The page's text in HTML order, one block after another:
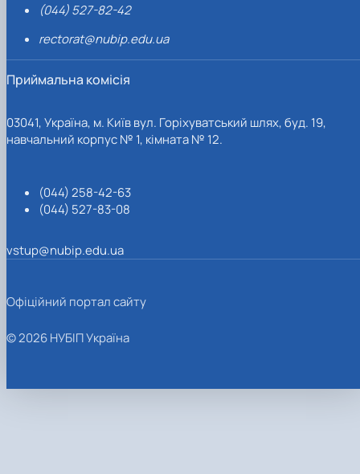
(044) 527-82-42
rectorat@nubip.edu.ua
Приймальна комісія
03041, Україна, м. Київ вул. Горіхуватський шлях, буд. 19,
навчальний корпус № 1, кімната № 12.
(044) 258-42-63
(044) 527-83-08
vstup@nubip.edu.ua
Офіційний портал сайту
© 2026 НУБІП Україна